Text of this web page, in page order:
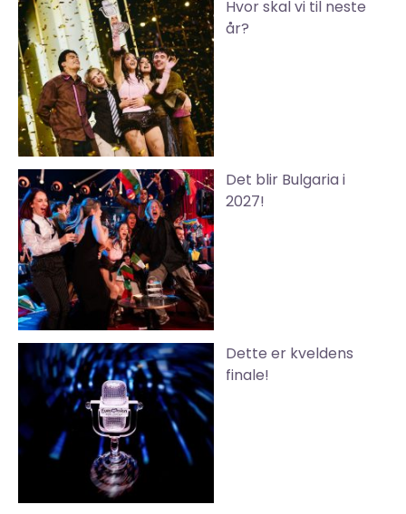
Hvor skal vi til neste
år?
Det blir Bulgaria i
2027!
Dette er kveldens
finale!